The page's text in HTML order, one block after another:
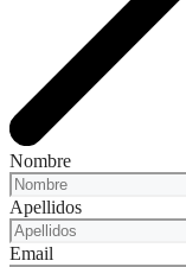
Nombre
Apellidos
Email